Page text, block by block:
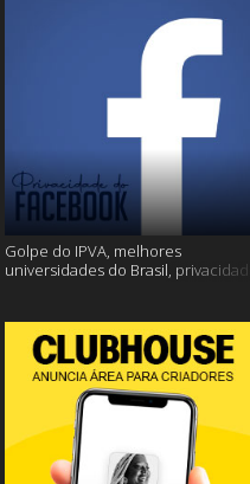
Golpe do IPVA, melhores
universidades do Brasil, privacidade